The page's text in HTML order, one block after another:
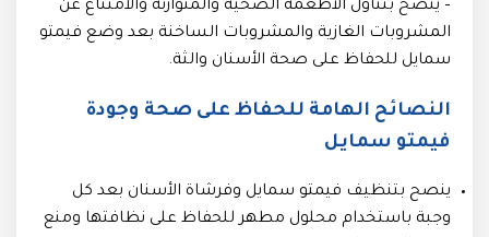
– ينصح بتناول الأطعمة الصحية والمتوازنة والامتناع عن
المشروبات الغازية والمشروبات الساخنة بعد وضع فيمتو
سمايل للحفاظ على صحة الأسنان والثة.
النصائح الهامة للحفاظ على صحة وجودة
فيمتو سمايل
ينصح بتنظيف فيمتو سمايل وفرشاة الأسنان بعد كل
وجبة باستخدام محلول مطهر للحفاظ على نظافتها ومنع